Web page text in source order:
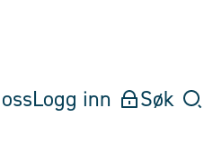
Logg inn Søk